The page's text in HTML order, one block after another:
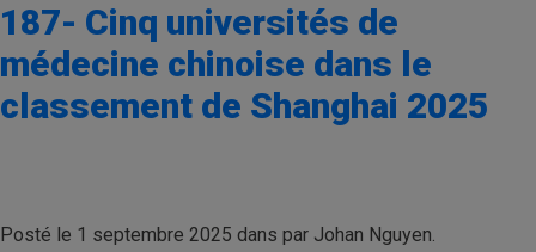
187- Cinq universités de
médecine chinoise dans le
classement de Shanghai 2025
Posté le 1 septembre 2025 dans par Johan Nguyen.